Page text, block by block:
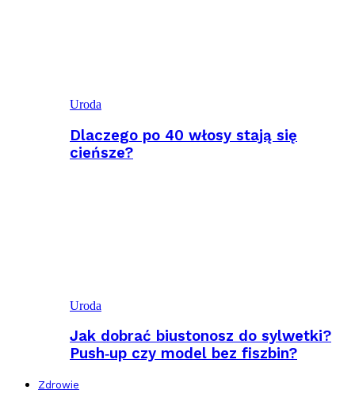
Uroda
Dlaczego po 40 włosy stają się
cieńsze?
Uroda
Jak dobrać biustonosz do sylwetki?
Push‑up czy model bez fiszbin?
Zdrowie